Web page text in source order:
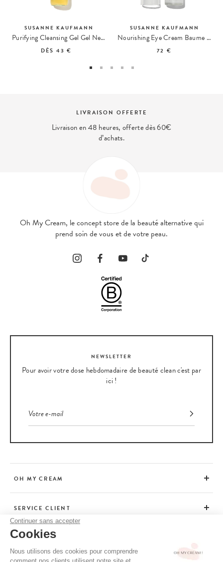
Continuer sans accepter
Cookies
Nous utilisons des cookies pour comprendre
SUSANNE KAUFMANN
Purifying Cleansing Gel Gel Nettoyant Purifiant
DÈS 43 €
SUSANNE KAUFMANN
Nourishing Eye Cream Baume Contour des Yeux
72 €
LIVRAISON OFFERTE
Livraison en 48 heures, offerte dès 60€
d’achats.
Oh My Cream, le concept store de la beauté alternative qui
prend soin de vous et de votre peau.
NEWSLETTER
Pour avoir votre dose hebdomadaire de beauté clean c'est par
ici !
OH MY CREAM
SERVICE CLIENT
CONSEILS